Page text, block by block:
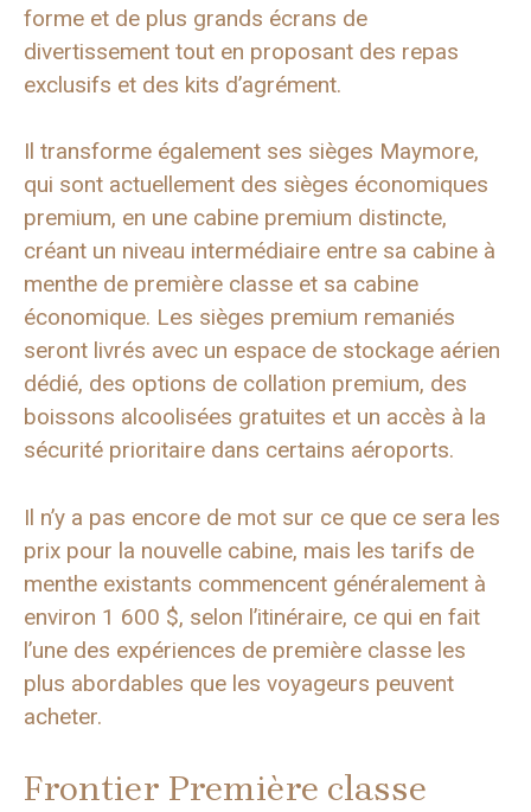
forme et de plus grands écrans de
divertissement tout en proposant des repas
exclusifs et des kits d’agrément.
Il transforme également ses sièges Maymore,
qui sont actuellement des sièges économiques
premium, en une cabine premium distincte,
créant un niveau intermédiaire entre sa cabine à
menthe de première classe et sa cabine
économique. Les sièges premium remaniés
seront livrés avec un espace de stockage aérien
dédié, des options de collation premium, des
boissons alcoolisées gratuites et un accès à la
sécurité prioritaire dans certains aéroports.
Il n’y a pas encore de mot sur ce que ce sera les
prix pour la nouvelle cabine, mais les tarifs de
menthe existants commencent généralement à
environ 1 600 $, selon l’itinéraire, ce qui en fait
l’une des expériences de première classe les
plus abordables que les voyageurs peuvent
acheter.
Frontier Première classe